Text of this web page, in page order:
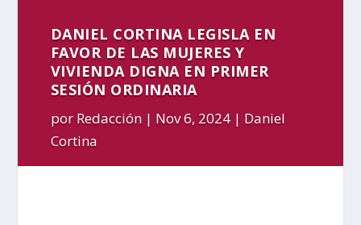
DANIEL CORTINA LEGISLA EN
FAVOR DE LAS MUJERES Y
VIVIENDA DIGNA EN PRIMER
SESIÓN ORDINARIA
por Redacción Nov 6, 2024
Daniel
Cortina